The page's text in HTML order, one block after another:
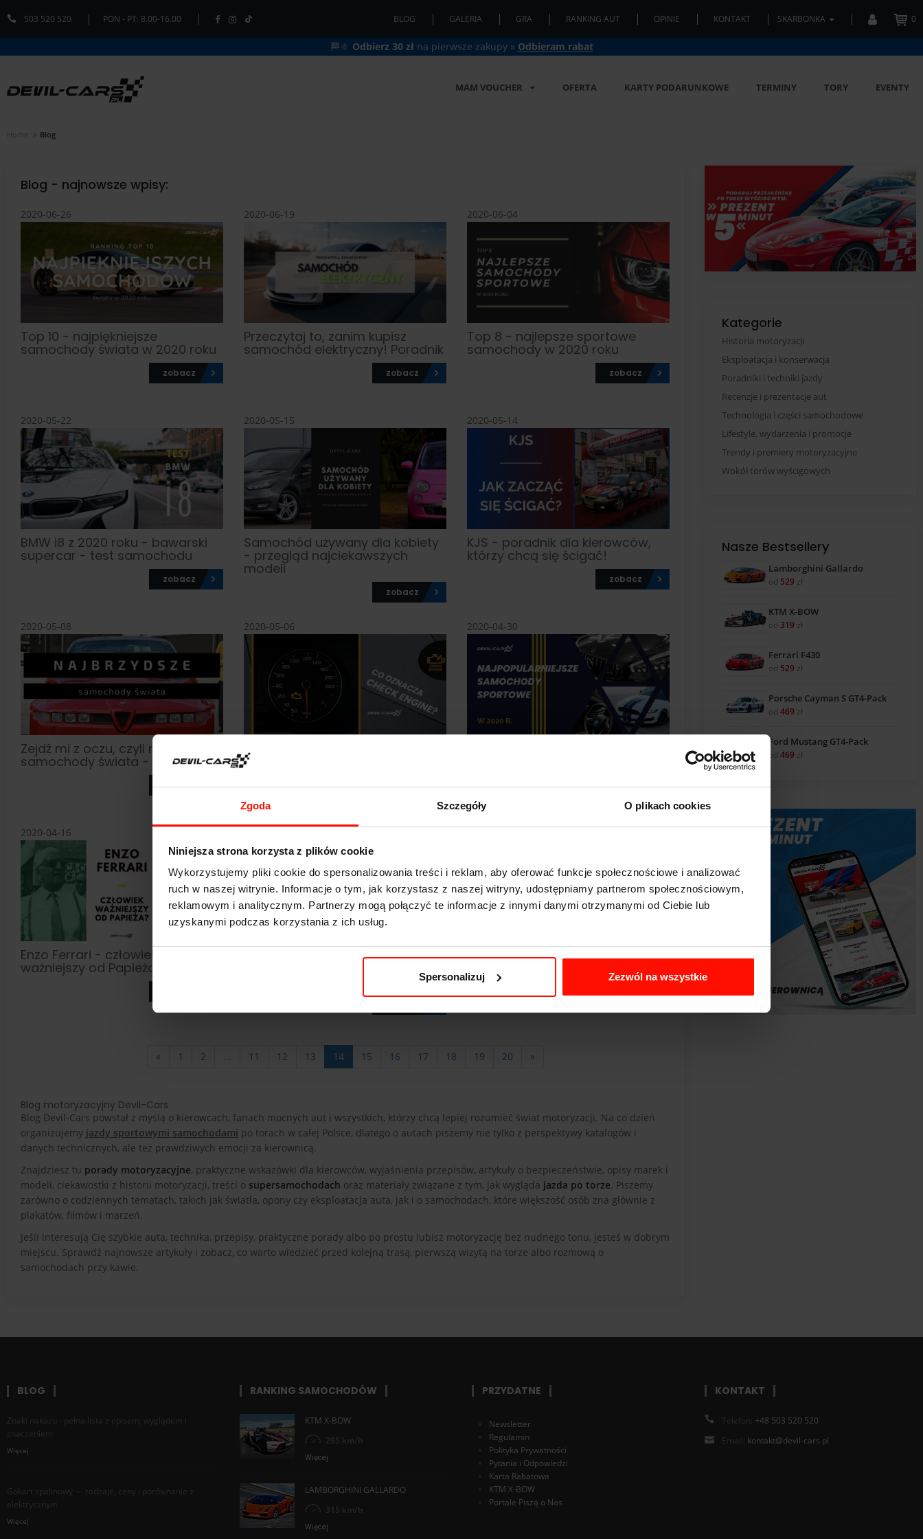
Zgoda Szczegóły O plikach cookies
Niniejsza strona korzysta z plików cookie
Wykorzystujemy pliki cookie do spersonalizowania treści i reklam, aby oferować funkcje społecznościowe i analizować
ruch w naszej witrynie. Informacje o tym, jak korzystasz z naszej witryny, udostępniamy partnerom społecznościowym,
reklamowym i analitycznym. Partnerzy mogą połączyć te informacje z innymi danymi otrzymanymi od Ciebie lub
uzyskanymi podczas korzystania z ich usług.
Spersonalizuj Zezwól na wszystkie
503 520 520 PON - PT: 8.00-16.00 BLOG GALERIA GRA RANKING AUT OPINIE KONTAKT SKARBONKA 0
🏁🔆 Odbierz 30 zł na pierwsze zakupy » Odbieram rabat
MAM VOUCHER OFERTA KARTY PODARUNKOWE TERMINY TORY EVENTY
Home Blog
Blog - najnowsze wpisy:
2020-06-26
Top 10 - najpiękniejsze
samochody świata w 2020 roku
zobacz
2020-06-19
Przeczytaj to, zanim kupisz
samochód elektryczny! Poradnik
zobacz
2020-06-04
Top 8 - najlepsze sportowe
samochody w 2020 roku
zobacz
2020-05-22
BMW i8 z 2020 roku - bawarski
supercar - test samochodu
zobacz
2020-05-15
Samochód używany dla kobiety
- przegląd najciekawszych
modeli
zobacz
2020-05-14
KJS - poradnik dla kierowców,
którzy chcą się ścigać!
zobacz
2020-05-08
Zejdź mi z oczu, czyli najbrzydsze
samochody świata - TOP 10
zobacz
2020-05-06
Co oznacza kontrolka "Check
Engine"?
zobacz
2020-04-30
2020-04-16
Enzo Ferrari - człowiek
ważniejszy od Papieża?
Program Partnerski Devil-Cash - 10 najczęstszych błędów przy
zakupie nowego samochodu!
« 1 2 ... 11 12 13 14 15 16 17 18 19 20 »
Blog motoryzacyjny Devil-Cars
Blog Devil-Cars powstał z myślą o kierowcach, fanach mocnych aut i wszystkich, którzy chcą lepiej rozumieć świat motoryzacji. Na co dzień
organizujemy jazdy sportowymi samochodami po torach w całej Polsce, dlatego o autach piszemy nie tylko z perspektywy katalogów i
danych technicznych, ale też prawdziwych emocji za kierownicą.
Znajdziesz tu porady motoryzacyjne, praktyczne wskazówki dla kierowców, wyjaśnienia przepisów, artykuły o bezpieczeństwie, opisy marek i
modeli, ciekawostki z historii motoryzacji, treści o supersamochodach oraz materiały związane z tym, jak wygląda jazda po torze. Piszemy
zarówno o codziennych tematach, takich jak światła, opony czy eksploatacja auta, jak i o samochodach, które większość osób zna głównie z
plakatów, filmów i marzeń.
Jeśli interesują Cię szybkie auta, technika, przepisy, praktyczne porady albo po prostu lubisz motoryzację bez nudnego tonu, jesteś w dobrym
miejscu. Sprawdź najnowsze artykuły i zobacz, co warto wiedzieć przed kolejną trasą, pierwszą wizytą na torze albo rozmową o
samochodach przy kawie.
Kategorie
Historia motoryzacji
Eksploatacja i konserwacja
Poradniki i techniki jazdy
Recenzje i prezentacje aut
Technologia i części samochodowe
Lifestyle, wydarzenia i promocje
Trendy i premiery motoryzacyjne
Wokół torów wyścigowych
Nasze Bestsellery
Lamborghini Gallardo
od 529 zł
KTM X-BOW
od 319 zł
Ferrari F430
od 529 zł
Porsche Cayman S GT4-Pack
od 469 zł
Ford Mustang GT4-Pack
od 469 zł
BLOG
Znaki nakazu - pełna lista z opisem, wyglądem i
znaczeniem
Więcej
Gokart spalinowy — rodzaje, ceny i porównanie z
elektrycznym
Więcej
RANKING SAMOCHODÓW
KTM X-BOW
295 km/h
Więcej
LAMBORGHINI GALLARDO
315 km/h
Więcej
PRZYDATNE
Newsletter
Regulamin
Polityka Prywatności
Pytania i Odpowiedzi
Karta Rabatowa
KTM X-BOW
Portale Piszą o Nas
KONTAKT
Telefon: +48 503 520 520
Email: kontakt@devil-cars.pl